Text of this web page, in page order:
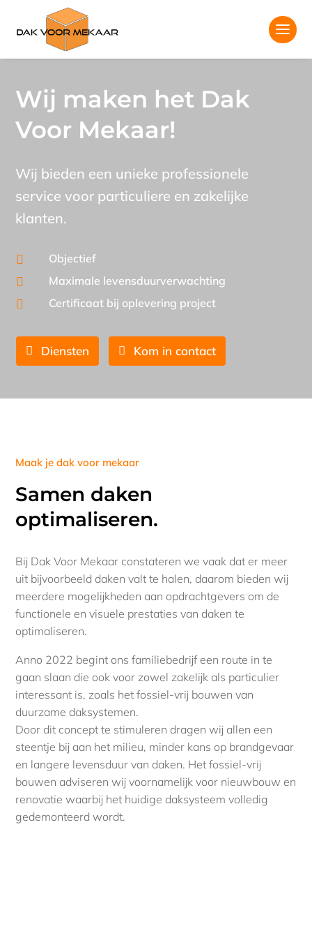
Wij maken het Dak
Voor Mekaar!
Wij bieden een unieke professionele
service voor particuliere en zakelijke
klanten.

Objectief

Maximale levensduurverwachting

Certificaat bij oplevering project
Diensten Kom in contact
Maak je dak voor mekaar
Samen daken
optimaliseren.
Bij Dak Voor Mekaar constateren we vaak dat er meer
uit bijvoorbeeld daken valt te halen, daarom bieden wij
meerdere mogelijkheden aan opdrachtgevers om de
functionele en visuele prestaties van daken te
optimaliseren.
Anno 2022 begint ons familiebedrijf een route in te
gaan slaan die ook voor zowel zakelijk als particulier
interessant is, zoals het fossiel-vrij bouwen van
duurzame daksystemen.
Door dit concept te stimuleren dragen wij allen een
steentje bij aan het milieu, minder kans op brandgevaar
en langere levensduur van daken. Het fossiel-vrij
bouwen adviseren wij voornamelijk voor nieuwbouw en
renovatie waarbij het huidige daksysteem volledig
gedemonteerd wordt.